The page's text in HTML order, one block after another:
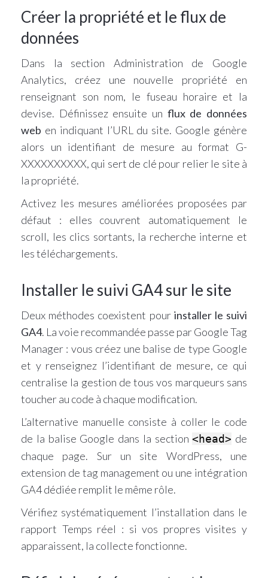
Créer la propriété et le flux de
données
Dans la section Administration de Google
Analytics, créez une nouvelle propriété en
renseignant son nom, le fuseau horaire et la
devise. Définissez ensuite un flux de données
web en indiquant l’URL du site. Google génère
alors un identifiant de mesure au format G-
XXXXXXXXXX, qui sert de clé pour relier le site à
la propriété.
Activez les mesures améliorées proposées par
défaut : elles couvrent automatiquement le
scroll, les clics sortants, la recherche interne et
les téléchargements.
Installer le suivi GA4 sur le site
Deux méthodes coexistent pour installer le suivi
GA4. La voie recommandée passe par Google Tag
Manager : vous créez une balise de type Google
et y renseignez l’identifiant de mesure, ce qui
centralise la gestion de tous vos marqueurs sans
toucher au code à chaque modification.
L’alternative manuelle consiste à coller le code
de la balise Google dans la section<head> de
chaque page. Sur un site WordPress, une
extension de tag management ou une intégration
GA4 dédiée remplit le même rôle.
Vérifiez systématiquement l’installation dans le
rapport Temps réel : si vos propres visites y
apparaissent, la collecte fonctionne.